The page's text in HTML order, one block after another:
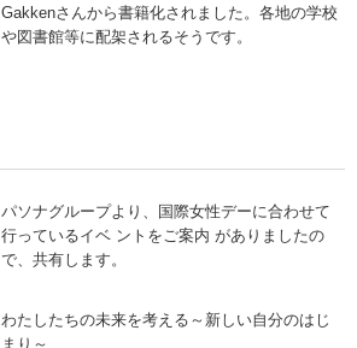
Gakkenさんから書籍化されました。各地の学校
や図書館等に配架されるそうです。
パソナグループより、国際女性デーに合わせて
行っているイベ ントをご案内 がありましたの
で、共有します。
わたしたちの未来を考える～新しい自分のはじ
まり～